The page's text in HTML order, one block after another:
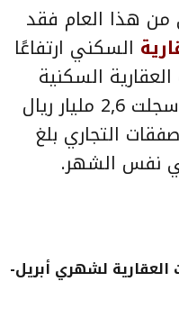
من هذا العام فقد
السكني ارتفاعًا
العقارية السكنية
في شهر أبريل الماضي قد سجلت 2,6 مليار ريال
التجاري بلغ
لشهري أبريل-